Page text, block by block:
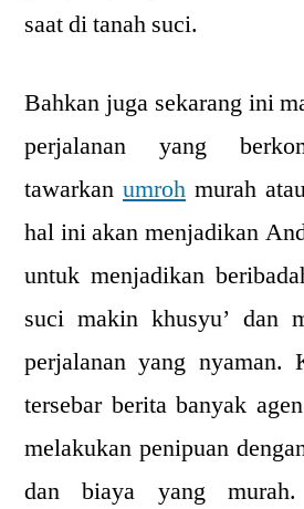
saat di tanah suci.
Bahkan juga sekarang ini
perjalanan yang
tawarkan umroh murah
hal ini akan menjadikan
untuk menjadikan
suci makin khusyu’ dan
perjalanan yang nyaman.
tersebar berita banyak
melakukan penipuan
dan biaya yang